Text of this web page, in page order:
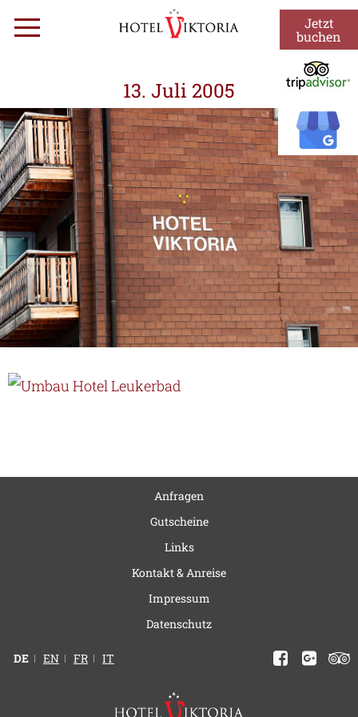
Inhalt
13. Juli 2005
Anfragen
Gutscheine
Links
Kontakt & Anreise
Impressum
Datenschutz
DE EN FR IT
Jetzt
buchen